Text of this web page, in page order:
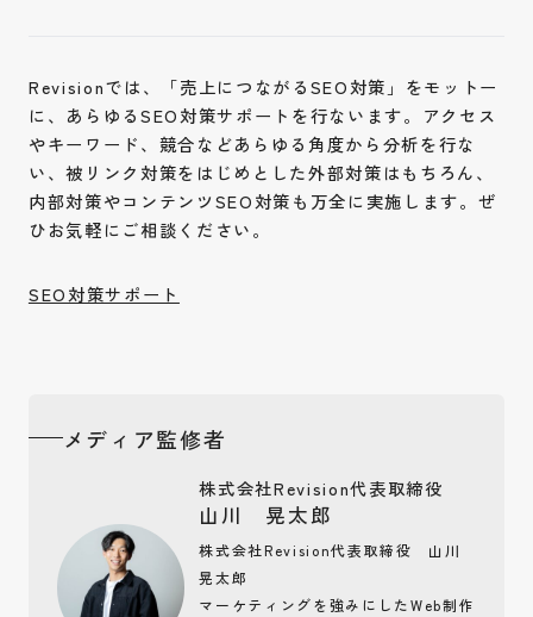
Revisionでは、「売上につながるSEO対策」をモットー
に、あらゆるSEO対策サポートを行ないます。アクセス
やキーワード、競合などあらゆる角度から分析を行な
い、被リンク対策をはじめとした外部対策はもちろん、
内部対策やコンテンツSEO対策も万全に実施します。ぜ
ひお気軽にご相談ください。
SEO対策サポート
メディア監修者
株式会社Revision代表取締役
山川 晃太郎
株式会社Revision代表取締役 山川
晃太郎
マーケティングを強みにしたWeb制作